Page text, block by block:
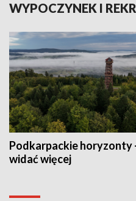
WYPOCZYNEK I
Podkarpackie horyzonty
widać więcej